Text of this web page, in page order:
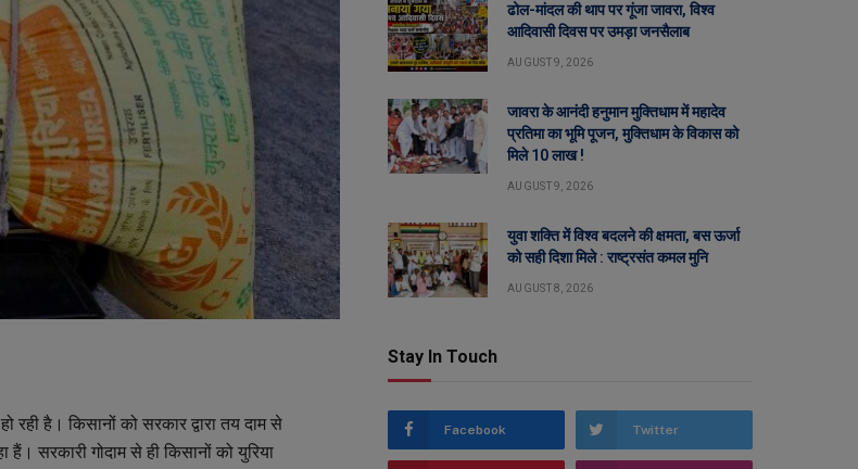
रही है। किसानों को सरकार द्वारा तय दाम से
सरकारी गोदाम से ही किसानों को युरिया
ढोल-मांदल की थाप पर गूंजा जावरा, विश्व
आदिवासी दिवस पर उमड़ा जनसैलाब
AUGUST 9, 2026
जावरा के आनंदी हनुमान मुक्तिधाम में महादेव
प्रतिमा का भूमि पूजन, मुक्तिधाम के विकास को
मिले 10 लाख !
AUGUST 9, 2026
युवा शक्ति में विश्व बदलने की क्षमता, बस ऊर्जा
को सही दिशा मिले : राष्ट्रसंत कमल मुनि
AUGUST 8, 2026
Stay In Touch
Facebook Twitter